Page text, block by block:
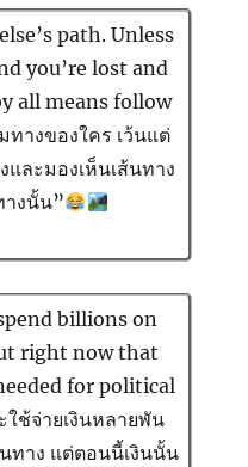
path. Unless
you’re lost and
all means follow
างของใคร เว้นแต่
ละมองเห็นเส้นทาง
างนั้น”
billions on
right now that
for political
ช้จ่ายเงินหลายพัน
ทาง แต่ตอนนี้เงินนั้น